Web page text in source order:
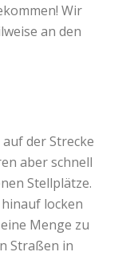
Wir
an den
der Strecke
aber schnell
Stellplätze.
locken
Menge zu
Straßen in